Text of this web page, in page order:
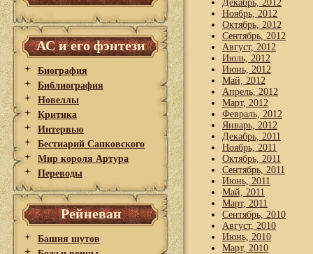
АС и его фэнтези
Биография
Библиография
Новеллы
Критика
Интервью
Бестиарий Сапковского
Мир короля Артура
Переводы
Рейневан
Башня шутов
Декабрь, 2012
Ноябрь, 2012
Октябрь, 2012
Сентябрь, 2012
Август, 2012
Июль, 2012
Июнь, 2012
Май, 2012
Апрель, 2012
Март, 2012
Февраль, 2012
Январь, 2012
Декабрь, 2011
Ноябрь, 2011
Октябрь, 2011
Сентябрь, 2011
Июнь, 2011
Май, 2011
Март, 2011
Сентябрь, 2010
Август, 2010
Июнь, 2010
Март, 2010